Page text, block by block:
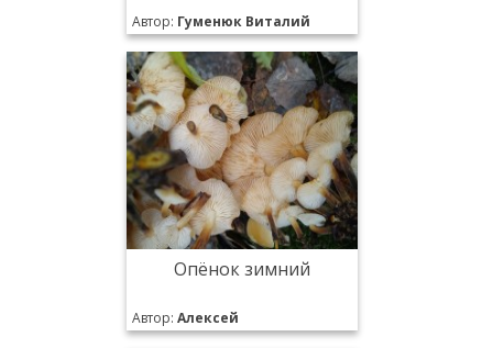
Автор: Гуменюк Виталий
Опёнок зимний
Автор: Алексей